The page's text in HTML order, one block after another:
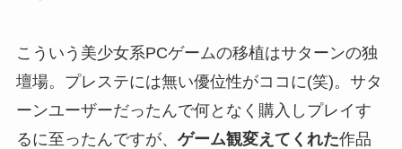
こういう美少女系PCゲームの移植はサターンの独
壇場。プレステには無い優位性がココに(笑)。サタ
ーンユーザーだったんで何となく購入しプレイす
るに至ったんですが、 ゲーム観変えてくれた作品